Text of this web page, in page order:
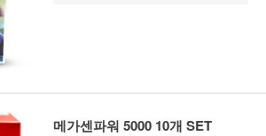
메가센파워 5000 10개 SET